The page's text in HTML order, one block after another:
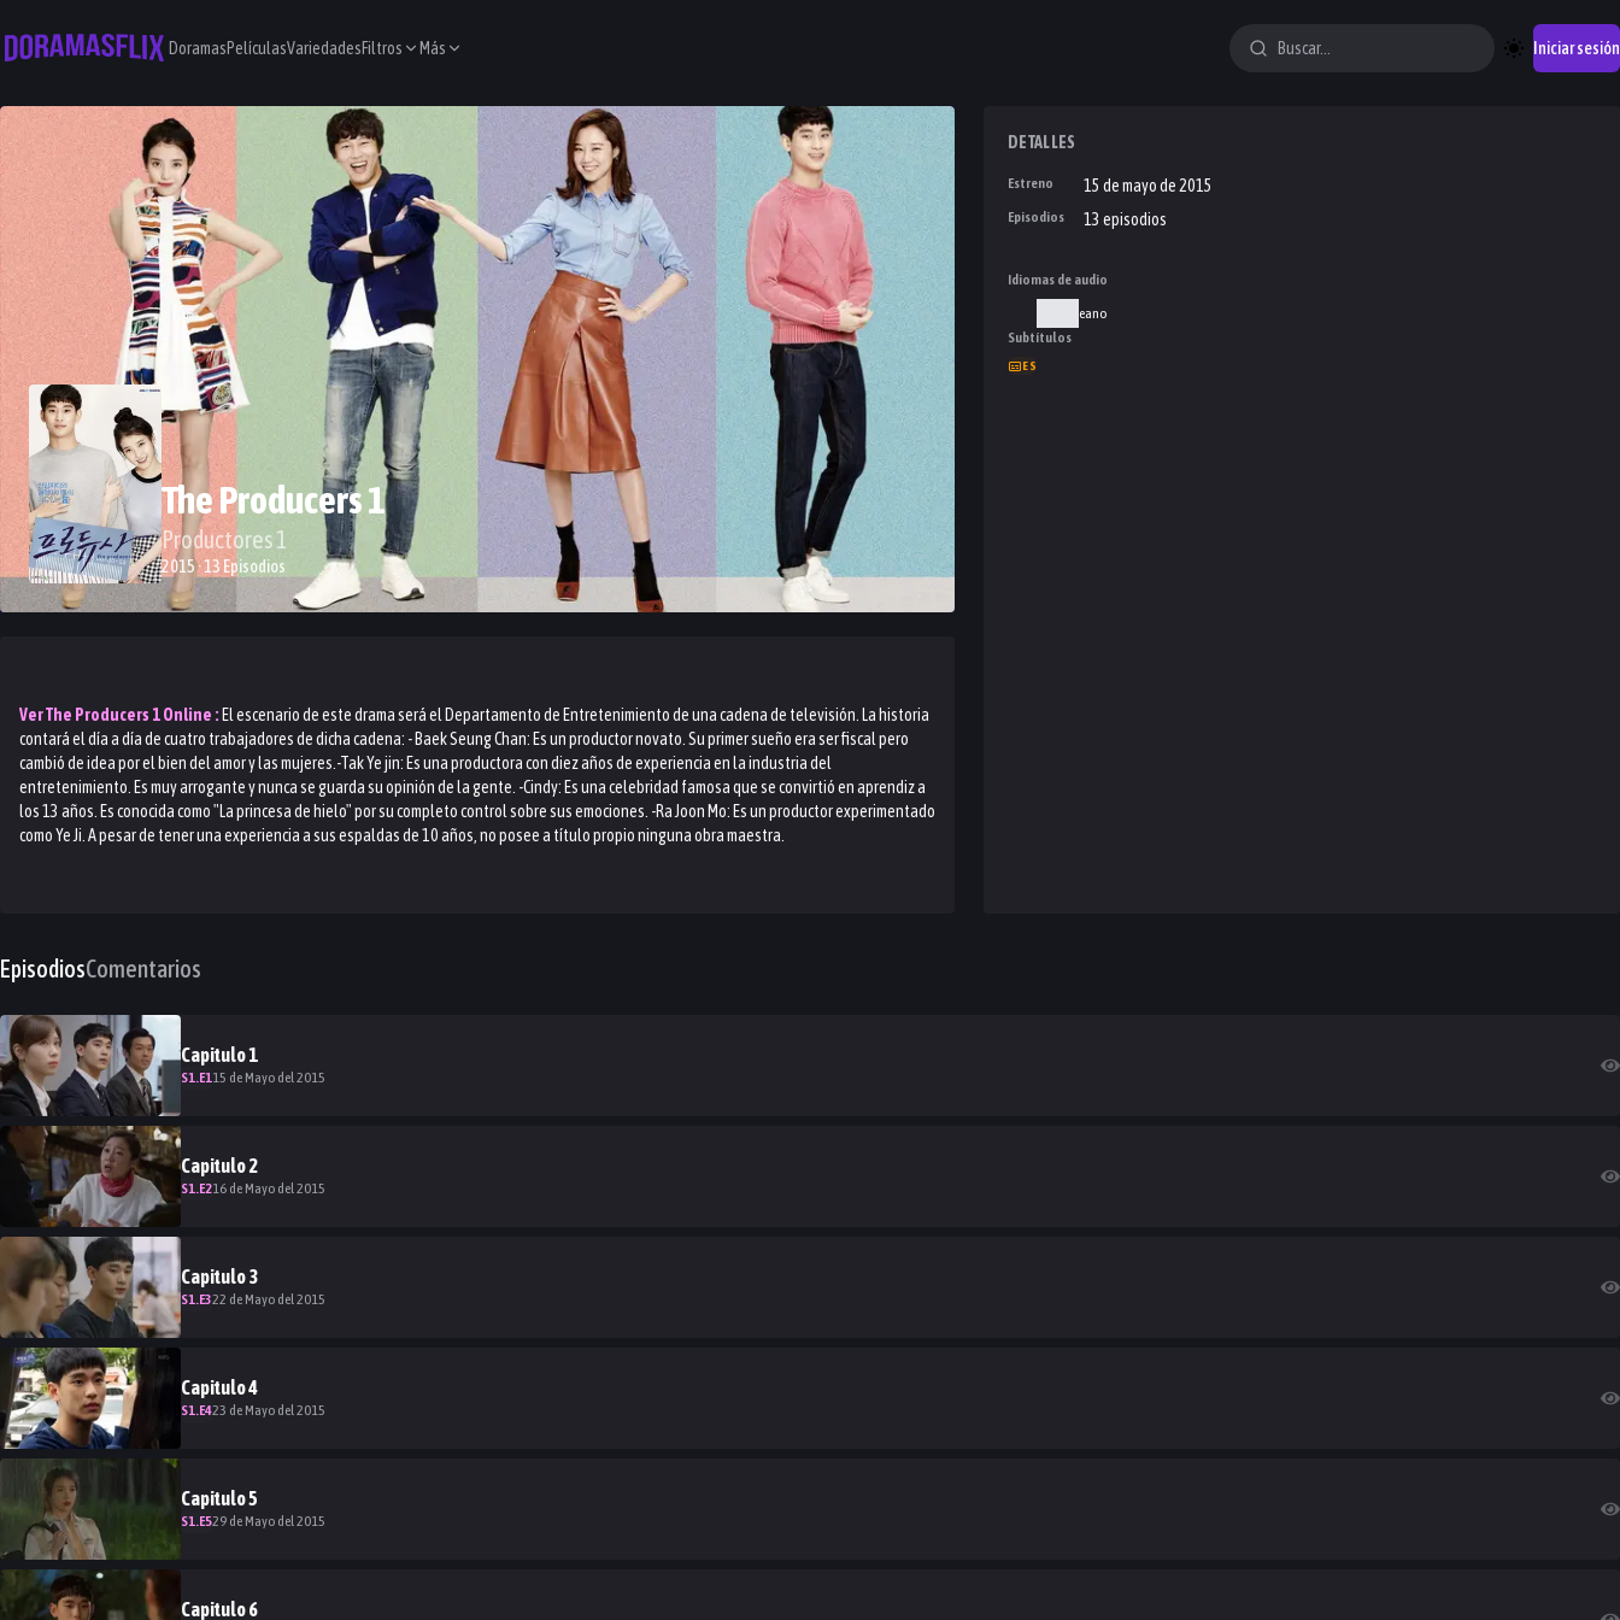
DoramasPelículasVariedadesFiltros Más Iniciar sesión
The Producers 1
Productores 1
2015 · 13 Episodios
VerThe Producers 1Online : El escenario de este drama será el Departamento de Entretenimiento de una cadena de televisión. La historia
contará el día a día de cuatro trabajadores de dicha cadena: - Baek Seung Chan: Es un productor novato. Su primer sueño era ser fiscal pero
cambió de idea por el bien del amor y las mujeres.-Tak Ye jin: Es una productora con diez años de experiencia en la industria del
entretenimiento. Es muy arrogante y nunca se guarda su opinión de la gente. -Cindy: Es una celebridad famosa que se convirtió en aprendiz a
los 13 años. Es conocida como "La princesa de hielo" por su completo control sobre sus emociones. -Ra Joon Mo: Es un productor experimentado
como Ye Ji. A pesar de tener una experiencia a sus espaldas de 10 años, no posee a título propio ninguna obra maestra.
DETALLES
Estreno 15 de mayo de 2015
Episodios 13 episodios
Idiomas de audio
Coreano
Subtítulos
ES
EpisodiosComentarios
Capitulo1
S1.E115 de Mayo del 2015
Capitulo2
S1.E216 de Mayo del 2015
Capitulo3
S1.E322 de Mayo del 2015
Capitulo4
S1.E423 de Mayo del 2015
Capitulo5
S1.E529 de Mayo del 2015
Capitulo6